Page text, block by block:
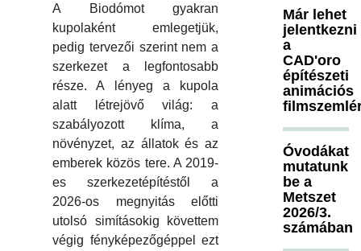
A Biodómot gyakran
kupolaként emlegetjük,
pedig tervezői szerint nem a
szerkezet a legfontosabb
része. A lényeg a kupola
alatt létrejövő világ: a
szabályozott klíma, a
növényzet, az állatok és az
emberek közös tere. A 2019-
es szerkezetépítéstől a
2026-os megnyitás előtti
utolsó simításokig követtem
végig fényképezőgéppel ezt
Már lehet
jelentkezni
a
CAD'oro
építészeti
animációs
Óvodákat
mutatunk
be a
Metszet
2026/3.
számában